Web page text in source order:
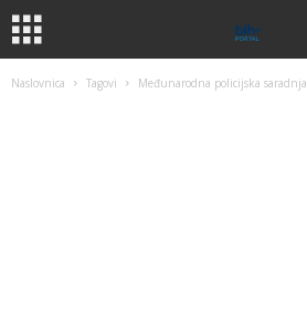
Naslovnica Tagovi Međunarodna policijska saradnja